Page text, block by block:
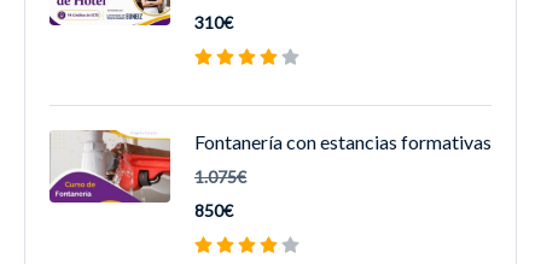
310€
Fontanería con estancias formativas
1.075€
850€